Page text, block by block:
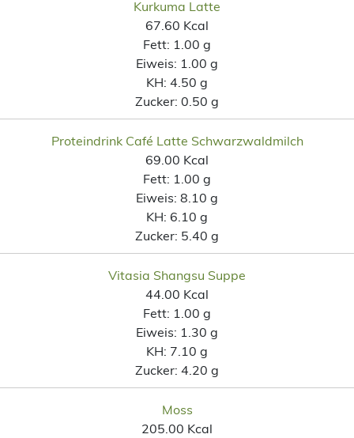
Kurkuma Latte
67.60 Kcal
Fett: 1.00 g
Eiweis: 1.00 g
KH: 4.50 g
Zucker: 0.50 g
Proteindrink Café Latte Schwarzwaldmilch
69.00 Kcal
Fett: 1.00 g
Eiweis: 8.10 g
KH: 6.10 g
Zucker: 5.40 g
Vitasia Shangsu Suppe
44.00 Kcal
Fett: 1.00 g
Eiweis: 1.30 g
KH: 7.10 g
Zucker: 4.20 g
Moss
205.00 Kcal